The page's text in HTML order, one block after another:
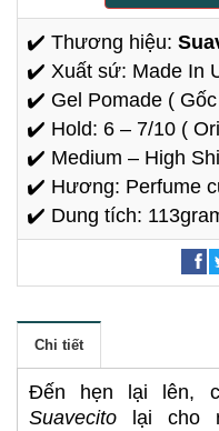
✔️ Thương hiệu:
✔️ Xuất sứ: Made In
✔️ Gel Pomade (
✔️ Hold: 6 – 7/10 (
✔️ Medium – High
✔️ Hương: Perfume
✔️ Dung tích:
Chi tiết
Đến hẹn lại lên,
Suavecito lại cho